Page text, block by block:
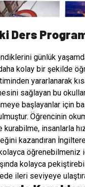
Ders
günlük
kolay bir şekilde
yararlanarak
sağlayan bu
başlayanlar için
Öğrencinin
kurabilme, insanlarla
kazandıran
öğrenebilmeniz
kolayca
ileri seviyeye